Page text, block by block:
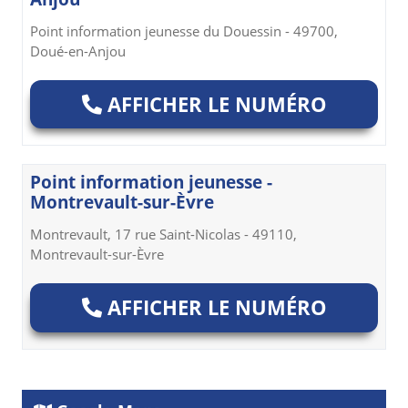
Point information jeunesse du Douessin - 49700,
Doué-en-Anjou
AFFICHER LE NUMÉRO
Point information jeunesse -
Montrevault-sur-Èvre
Montrevault, 17 rue Saint-Nicolas - 49110,
Montrevault-sur-Èvre
AFFICHER LE NUMÉRO